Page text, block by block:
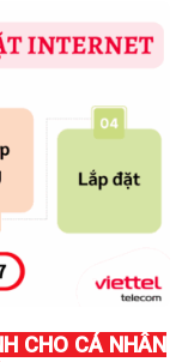
CHO CÁ NHÂN